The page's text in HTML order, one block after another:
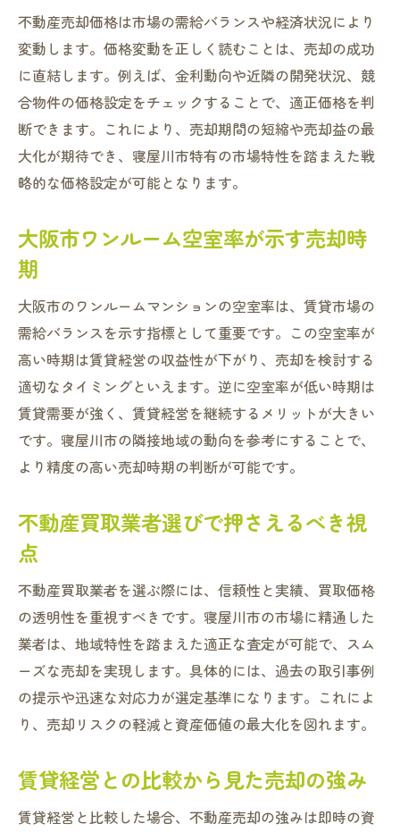
不動産売却価格は市場の需給バランスや経済状況により
変動します。価格変動を正しく読むことは、売却の成功
に直結します。例えば、金利動向や近隣の開発状況、競
合物件の価格設定をチェックすることで、適正価格を判
断できます。これにより、売却期間の短縮や売却益の最
大化が期待でき、寝屋川市特有の市場特性を踏まえた戦
略的な価格設定が可能となります。
大阪市ワンルーム空室率が示す売却時
期
大阪市のワンルームマンションの空室率は、賃貸市場の
需給バランスを示す指標として重要です。この空室率が
高い時期は賃貸経営の収益性が下がり、売却を検討する
適切なタイミングといえます。逆に空室率が低い時期は
賃貸需要が強く、賃貸経営を継続するメリットが大きい
です。寝屋川市の隣接地域の動向を参考にすることで、
より精度の高い売却時期の判断が可能です。
不動産買取業者選びで押さえるべき視
点
不動産買取業者を選ぶ際には、信頼性と実績、買取価格
の透明性を重視すべきです。寝屋川市の市場に精通した
業者は、地域特性を踏まえた適正な査定が可能で、スム
ーズな売却を実現します。具体的には、過去の取引事例
の提示や迅速な対応力が選定基準になります。これによ
り、売却リスクの軽減と資産価値の最大化を図れます。
賃貸経営との比較から見た売却の強み
賃貸経営と比較した場合、不動産売却の強みは即時の資